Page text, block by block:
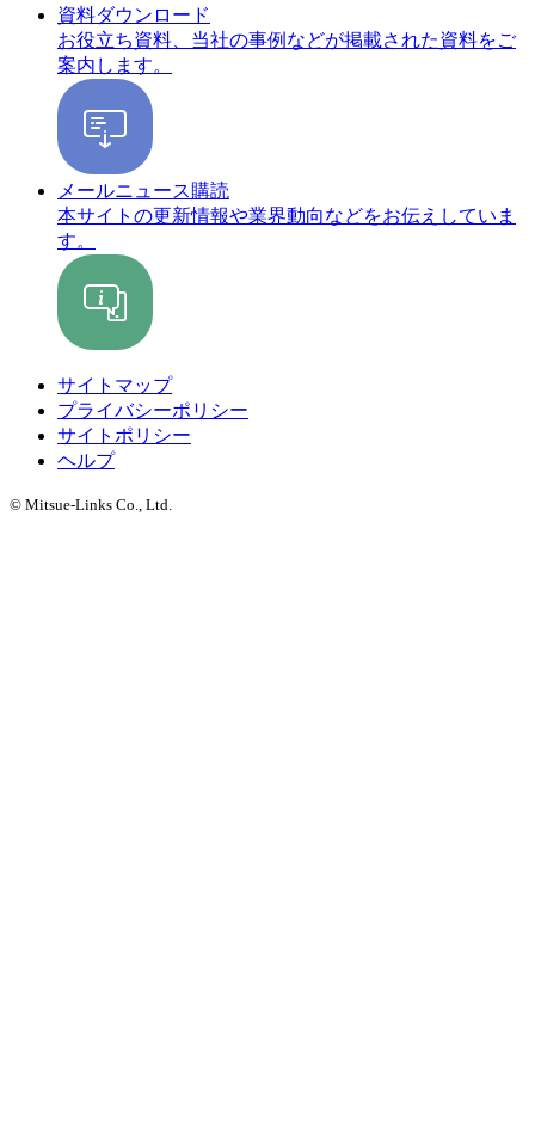
資料ダウンロード
お役立ち資料、当社の事例などが掲載された資料をご
案内します。
メールニュース購読
本サイトの更新情報や業界動向などをお伝えしていま
す。
サイトマップ
プライバシーポリシー
サイトポリシー
ヘルプ
© Mitsue-Links Co., Ltd.